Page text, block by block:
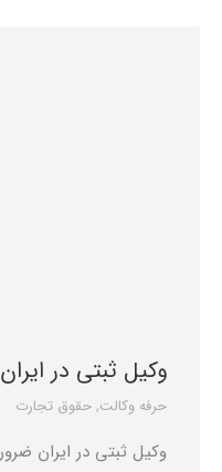
وکیل ثبتی در ایران
حرفه وکالت,حقوق تجارت
وکیل ثبتی در ایران